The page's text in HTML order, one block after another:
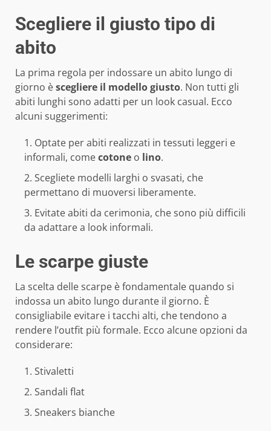
Scegliere il giusto tipo di
abito
La prima regola per indossare un abito lungo di
giorno èscegliere il modello giusto. Non tutti gli
abiti lunghi sono adatti per un look casual. Ecco
alcuni suggerimenti:
Optate per abiti realizzati in tessuti leggeri e
informali, comecotone o lino.
Scegliete modelli larghi o svasati, che
permettano di muoversi liberamente.
Evitate abiti da cerimonia, che sono più difficili
da adattare a look informali.
Le scarpe giuste
La scelta delle scarpe è fondamentale quando si
indossa un abito lungo durante il giorno. È
consigliabile evitare i tacchi alti, che tendono a
rendere l’outfit più formale. Ecco alcune opzioni da
considerare:
Stivaletti
Sandali flat
Sneakers bianche